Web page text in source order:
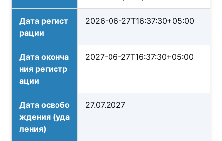
Дата регист
рации
2026-06-27T16:37:30+05:00
Дата оконча
ния регистр
ации
2027-06-27T16:37:30+05:00
Дата освобо
ждения (уда
ления)
27.07.2027